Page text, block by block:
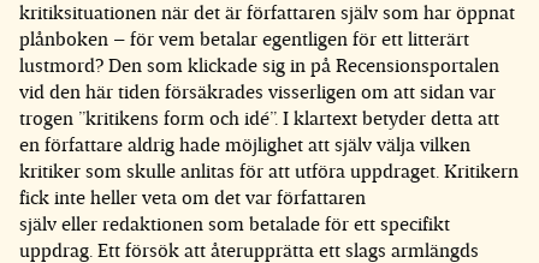
kritiksituationen när det är författaren själv som har öppnat
plånboken – för vem betalar egentligen för ett litterärt
lustmord? Den som klickade sig in på Recensionsportalen
vid den här tiden försäkrades visserligen om att sidan var
trogen ”kritikens form och idé”. I klartext betyder detta att
en författare aldrig hade möjlighet att själv välja vilken
kritiker som skulle anlitas för att utföra uppdraget. Kritikern
fick inte heller veta om det var författaren
själv eller redaktionen som betalade för ett specifikt
uppdrag. Ett försök att återupprätta ett slags armlängds